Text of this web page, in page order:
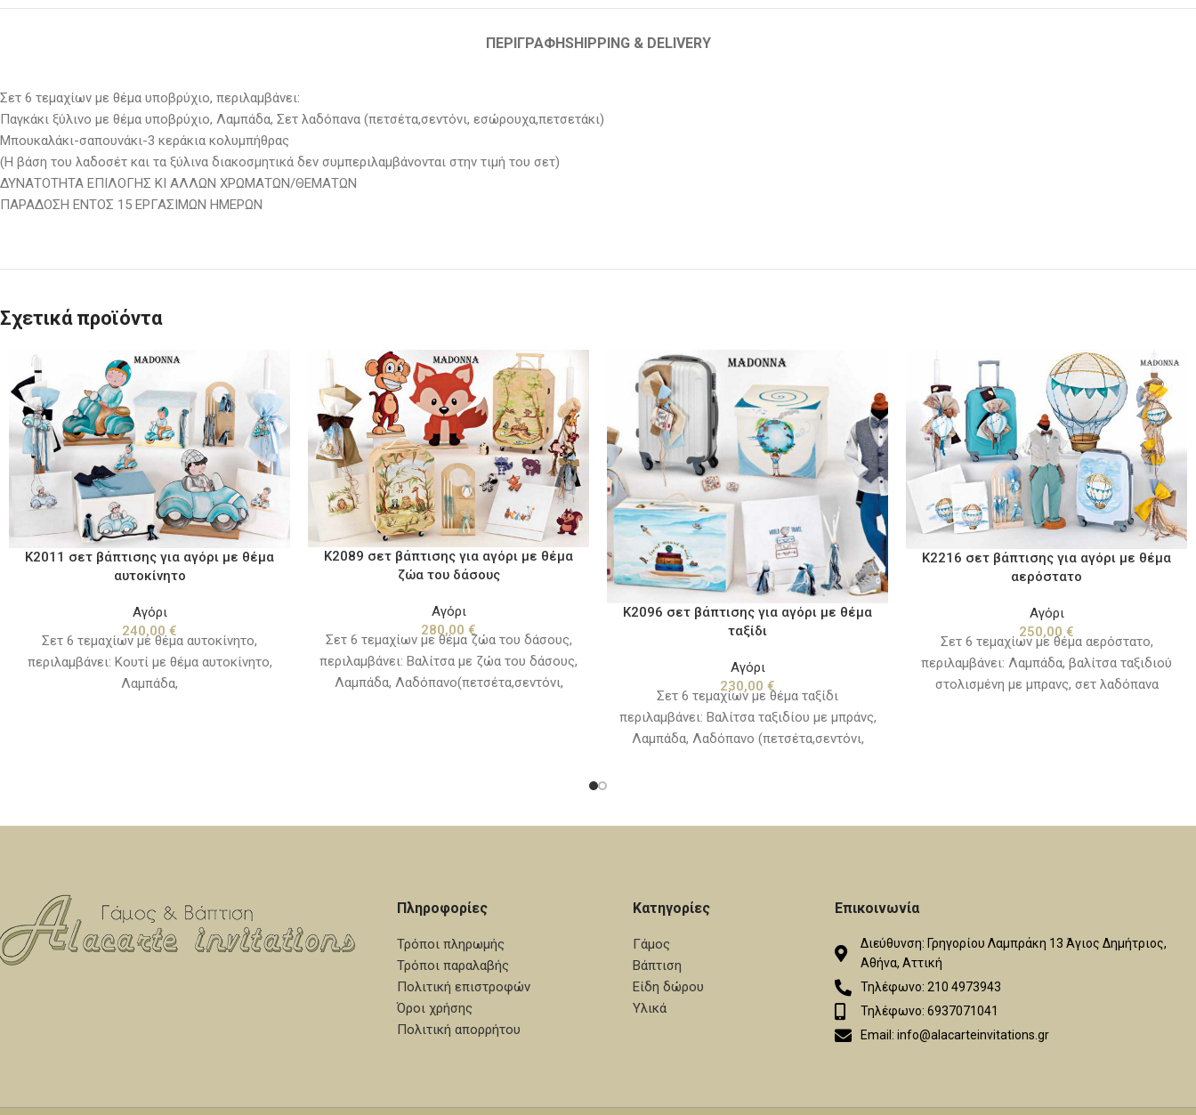
ΠΕΡΙΓΡΑΦΉSHIPPING & DELIVERY
Σετ 6 τεμαχίων με θέμα υποβρύχιο, περιλαμβάνει:
Παγκάκι ξύλινο με θέμα υποβρύχιο, Λαμπάδα, Σετ λαδόπανα (πετσέτα,σεντόνι, εσώρουχα,πετσετάκι)
Μπουκαλάκι-σαπουνάκι-3 κεράκια κολυμπήθρας
(Η βάση του λαδοσέτ και τα ξύλινα διακοσμητικά δεν συμπεριλαμβάνονται στην τιμή του σετ)
ΔΥΝΑΤΟΤΗΤΑ ΕΠΙΛΟΓΗΣ ΚΙ ΑΛΛΩΝ ΧΡΩΜΑΤΩΝ/ΘΕΜΑΤΩΝ
ΠΑΡΑΔΟΣΗ ΕΝΤΟΣ 15 ΕΡΓΑΣΙΜΩΝ ΗΜΕΡΩΝ
Σχετικά προϊόντα
K2011 σετ βάπτισης για αγόρι με θέμα
αυτοκίνητο
Αγόρι
240,00 €
Σετ 6 τεμαχίων με θέμα αυτοκίνητο,
περιλαμβάνει: Κουτί με θέμα αυτοκίνητο,
Λαμπάδα,
K2089 σετ βάπτισης για αγόρι με θέμα
ζώα του δάσους
Αγόρι
280,00 €
Σετ 6 τεμαχίων με θέμα ζώα του δάσους,
περιλαμβάνει: Βαλίτσα με ζώα του δάσους,
Λαμπάδα, Λαδόπανο(πετσέτα,σεντόνι,
K2096 σετ βάπτισης για αγόρι με θέμα
ταξίδι
Αγόρι
230,00 €
Σετ 6 τεμαχίων με θέμα ταξίδι
περιλαμβάνει: Βαλίτσα ταξιδίου με μπράνς,
Λαμπάδα, Λαδόπανο (πετσέτα,σεντόνι,
K2216 σετ βάπτισης για αγόρι με θέμα
αερόστατο
Αγόρι
250,00 €
Σετ 6 τεμαχίων με θέμα αερόστατο,
περιλαμβάνει: Λαμπάδα, βαλίτσα ταξιδιού
στολισμένη με μπρανς, σετ λαδόπανα
Πληροφορίες
Τρόποι πληρωμής
Τρόποι παραλαβής
Πολιτική επιστροφών
Όροι χρήσης
Πολιτική απορρήτου
Κατηγορίες
Γάμος
Βάπτιση
Είδη δώρου
Υλικά
Επικοινωνία
Διεύθυνση: Γρηγορίου Λαμπράκη 13 Άγιος Δημήτριος,
Αθήνα, Αττική
Τηλέφωνο: 210 4973943
Τηλέφωνο: 6937071041
Email: info@alacarteinvitations.gr